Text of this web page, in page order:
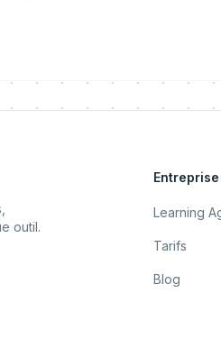
outil.
Entreprise
Learning
Tarifs
Blog